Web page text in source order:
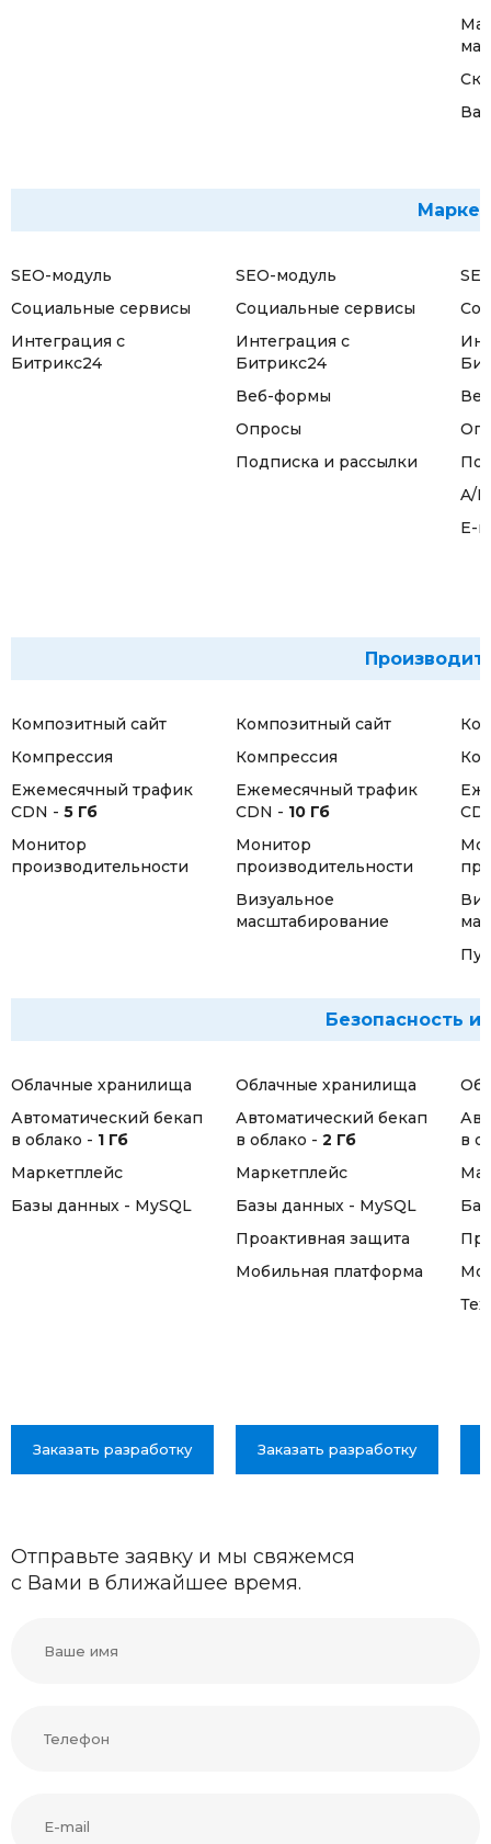
SEO-модуль
Социальные сервисы
Интеграция с
Битрикс24
SEO-модуль
Социальные сервисы
Интеграция с
Битрикс24
Веб-формы
Опросы
Подписка и рассылки
A/
E-
Композитный сайт
Компрессия
Ежемесячный трафик
CDN - 5 Гб
Монитор
производительности
Композитный сайт
Компрессия
Ежемесячный трафик
CDN - 10 Гб
Монитор
производительности
Визуальное
масштабирование
Безопасность и
Облачные хранилища
Автоматический бекап
в облако - 1 Гб
Маркетплейс
Базы данных - MySQL
Облачные хранилища
Автоматический бекап
в облако - 2 Гб
Маркетплейс
Базы данных - MySQL
Проактивная защита
Мобильная платформа
в
Заказать разработку Заказать разработку
Отправьте заявку и мы свяжемся
с Вами в ближайшее время.